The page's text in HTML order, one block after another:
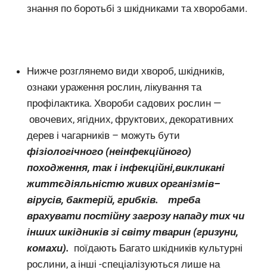
знання по боротьбі з шкідниками та хворобами.
Нижче розглянемо види хвороб, шкідників,
ознаки ураження рослин, лікування та
профілактика. Хвороби садових рослин —
овочевих, ягідних, фруктових, декоративних
дерев і чагарників – можуть бути
фізіологічного (неінфекційного)
походження, так і інфекційні,викликані
життєдіяльністю живих організмів–
вірусів, бактерій, грибків. треба
врахувати постійну загрозу нападу тих чи
інших шкідників зі світу тварин (гризуни,
комахи). поїдають Багато шкідників культурні
рослини, а інші -спеціалізуються лише на